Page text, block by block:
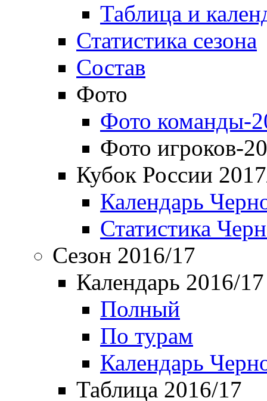
Таблица и
Статистика сезона
Состав
Фото
Фото команды-
Фото игроков-
Кубок России
Календарь
Статистика
Сезон 2016/17
Календарь 2016/17
Полный
По турам
Календарь
Таблица 2016/17